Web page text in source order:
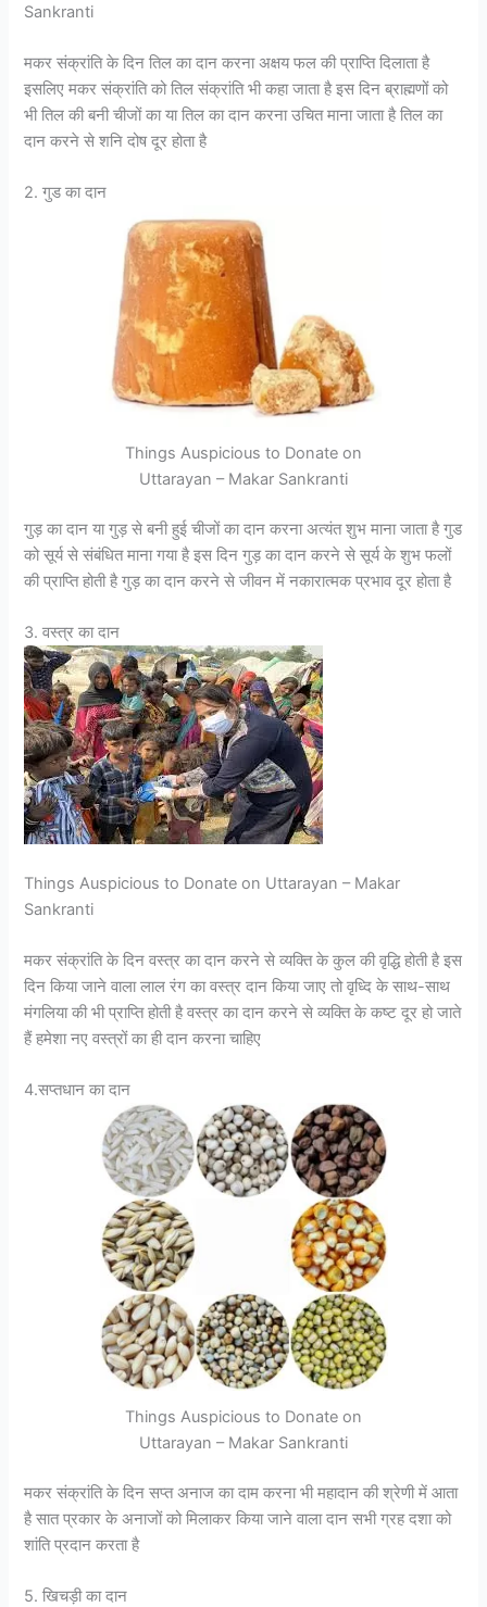
Sankranti
मकर संक्रांति के दिन तिल का दान करना अक्षय फल की प्राप्ति दिलाता है
इसलिए मकर संक्रांति को तिल संक्रांति भी कहा जाता है इस दिन ब्राह्मणों को
भी तिल की बनी चीजों का या तिल का दान करना उचित माना जाता है तिल का
दान करने से शनि दोष दूर होता है
2. गुड का दान
Things Auspicious to Donate on
Uttarayan – Makar Sankranti
गुड़ का दान या गुड़ से बनी हुई चीजों का दान करना अत्यंत शुभ माना जाता है गुड
को सूर्य से संबंधित माना गया है इस दिन गुड़ का दान करने से सूर्य के शुभ फलों
की प्राप्ति होती है गुड़ का दान करने से जीवन में नकारात्मक प्रभाव दूर होता है
3. वस्त्र का दान
Things Auspicious to Donate on Uttarayan – Makar
Sankranti
मकर संक्रांति के दिन वस्त्र का दान करने से व्यक्ति के कुल की वृद्धि होती है इस
दिन किया जाने वाला लाल रंग का वस्त्र दान किया जाए तो वृध्दि के साथ-साथ
मंगलिया की भी प्राप्ति होती है वस्त्र का दान करने से व्यक्ति के कष्ट दूर हो जाते
हैं हमेशा नए वस्त्रों का ही दान करना चाहिए
4.सप्तधान का दान
Things Auspicious to Donate on
Uttarayan – Makar Sankranti
मकर संक्रांति के दिन सप्त अनाज का दाम करना भी महादान की श्रेणी में आता
है सात प्रकार के अनाजों को मिलाकर किया जाने वाला दान सभी ग्रह दशा को
शांति प्रदान करता है
5. खिचड़ी का दान